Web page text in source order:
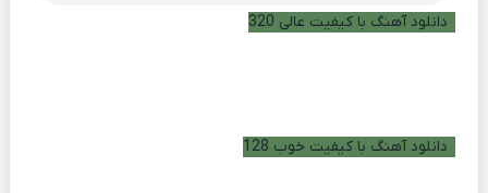
دانلود آهنگ با کیفیت عالی 320
دانلود آهنگ با کیفیت خوب 128